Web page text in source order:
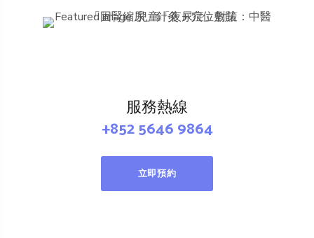
服務熱線
+852 5646 9864
立即預約